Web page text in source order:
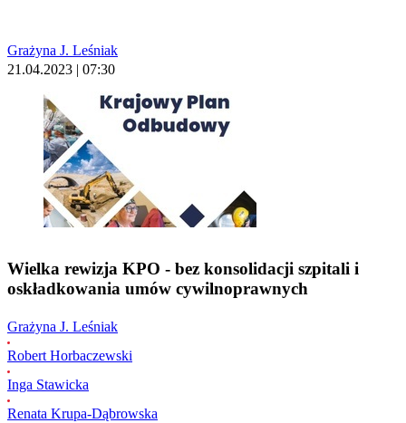
Grażyna J. Leśniak
21.04.2023 | 07:30
Wielka rewizja KPO - bez konsolidacji szpitali i
oskładkowania umów cywilnoprawnych
Grażyna J. Leśniak
Robert Horbaczewski
Inga Stawicka
Renata Krupa-Dąbrowska